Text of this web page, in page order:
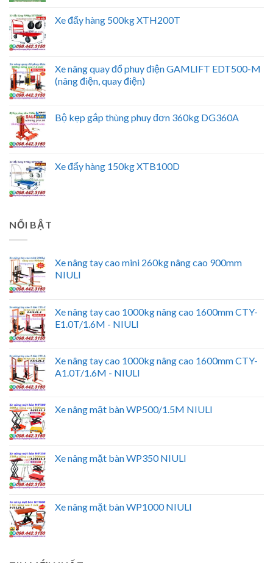
Xe đẩy hàng 500kg XTH200T
Xe nâng quay đổ phuy điện GAMLIFT EDT500-M
(nâng điện, quay điện)
Bộ kẹp gắp thùng phuy đơn 360kg DG360A
Xe đẩy hàng 150kg XTB100D
NỔI BẬT
Xe nâng tay cao mini 260kg nâng cao 900mm
NIULI
Xe nâng tay cao 1000kg nâng cao 1600mm CTY-
E1.0T/1.6M - NIULI
Xe nâng tay cao 1000kg nâng cao 1600mm CTY-
A1.0T/1.6M - NIULI
Xe nâng mặt bàn WP500/1.5M NIULI
Xe nâng mặt bàn WP350 NIULI
Xe nâng mặt bàn WP1000 NIULI